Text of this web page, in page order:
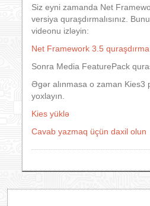
Siz eyni zamanda Net
versiya quraşdırmalısınız.
videonu izləyin:
Net Framework 3.5 quraşdırma
Sonra Media FeaturePack
Əgər alınmasa o zaman Kies3
yoxlayın.
Kies yüklə
Cavab yazmaq üçün daxil olun